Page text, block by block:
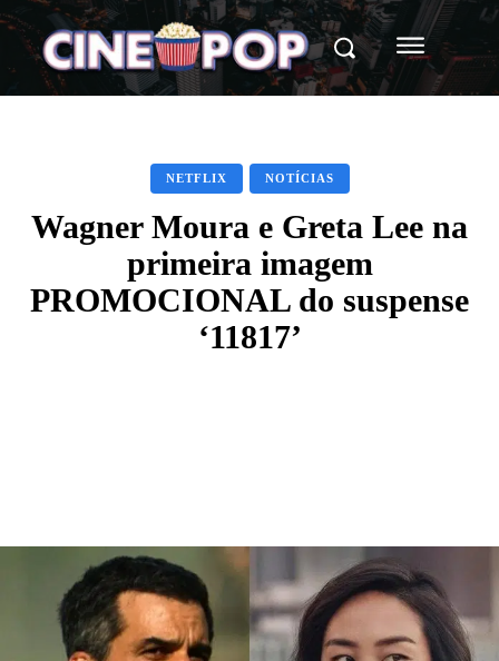
NETFLIX NOTÍCIAS
Wagner Moura e Greta Lee na
primeira imagem
PROMOCIONAL do suspense
‘11817’